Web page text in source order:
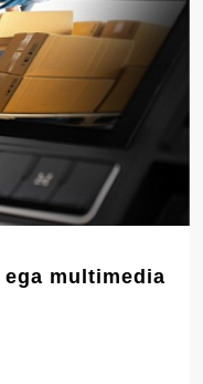
multimedia